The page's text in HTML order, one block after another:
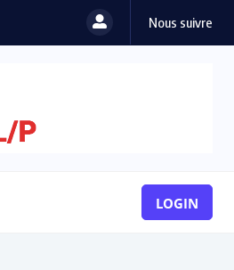
Nous suivre
LOGIN